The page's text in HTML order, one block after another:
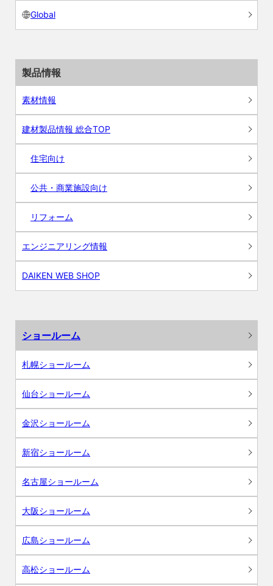
Global
製品情報
素材情報
建材製品情報 総合TOP
住宅向け
公共・商業施設向け
リフォーム
エンジニアリング情報
DAIKEN WEB SHOP
ショールーム
札幌ショールーム
仙台ショールーム
金沢ショールーム
新宿ショールーム
名古屋ショールーム
大阪ショールーム
広島ショールーム
高松ショールーム